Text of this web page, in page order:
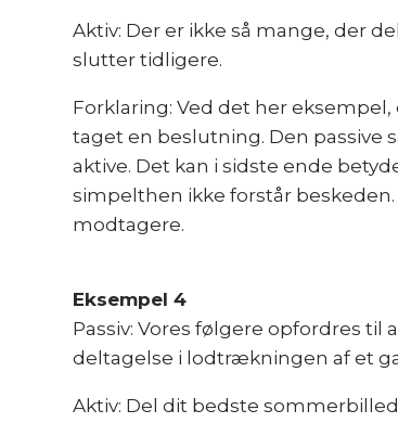
Aktiv: Der er ikke så mange, der
slutter tidligere.
Forklaring: Ved det her
taget en beslutning. Den
aktive. Det kan i sidste ende
simpelthen ikke forstår
modtagere.
Eksempel 4
Passiv: Vores følgere opfordres
deltagelse i lodtrækningen af et
Aktiv: Del dit bedste